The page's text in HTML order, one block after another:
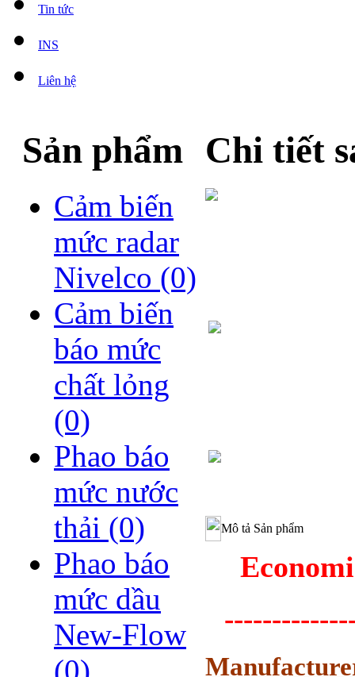
Tin tức
INS
Liên hệ
Sản phẩm
Cảm biến
mức radar
Nivelco (0)
Cảm biến
báo mức
chất lỏng
(0)
Phao báo
mức nước
thải (0)
Phao báo
mức dầu
New-Flow
Chi tiết
Mô tả Sản phẩm